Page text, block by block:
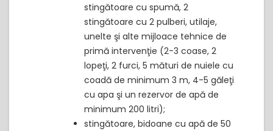
stingătoare cu spumă, 2
stingătoare cu 2 pulberi, utilaje,
unelte şi alte mijloace tehnice de
primă intervenţie (2-3 coase, 2
lopeţi, 2 furci, 5 mături de nuiele cu
coadă de minimum 3 m, 4-5 găleţi
cu apa şi un rezervor de apă de
minimum 200 litri);
stingătoare, bidoane cu apă de 50